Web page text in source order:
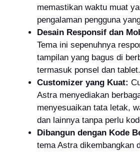
memastikan waktu muat
pengalaman pengguna
Desain Responsif dan
Tema ini sepenuhnya
tampilan yang bagus di
termasuk ponsel dan tablet.
Customizer yang Kuat:
Astra menyediakan
menyesuaikan tata letak,
dan lainnya tanpa perlu
Dibangun dengan Kode
tema Astra dikembangkan